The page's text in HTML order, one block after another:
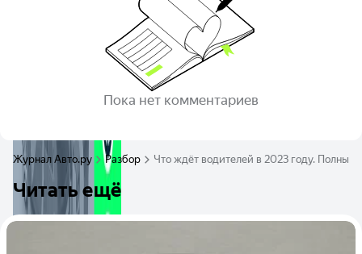
Пока нет комментариев
Журнал Авто.ру Разбор Что ждёт водителей в 2023 году.
Читать ещё